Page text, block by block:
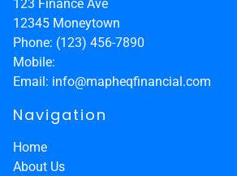
123 Finance Ave
12345 Moneytown
Phone: (123) 456-7890
Mobile:
Email: info@mapheqfinancial.com
Navigation
Home
About Us